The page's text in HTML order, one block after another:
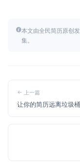
本文由全民简历原创
集。
上一篇
让你的简历远离垃圾桶